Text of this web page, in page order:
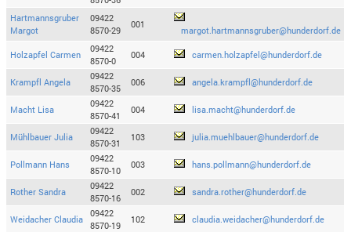
Hartmannsgruber
Margot
09422
8570-29
001
margot.hartmannsgruber@hunderdorf.de
Holzapfel Carmen
09422
8570-0
004 carmen.holzapfel@hunderdorf.de
Krampfl Angela
09422
8570-35
006 angela.krampfl@hunderdorf.de
Macht Lisa
09422
8570-41
004 lisa.macht@hunderdorf.de
Mühlbauer Julia
09422
8570-31
103 julia.muehlbauer@hunderdorf.de
Pollmann Hans
09422
8570-10
003 hans.pollmann@hunderdorf.de
Rother Sandra
09422
8570-16
002 sandra.rother@hunderdorf.de
Weidacher Claudia
09422
8570-19
102 claudia.weidacher@hunderdorf.de